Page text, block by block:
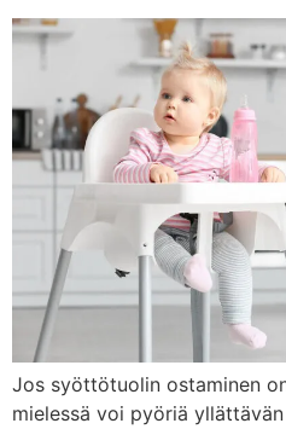
Jos syöttötuolin ostaminen
mielessä voi pyöriä